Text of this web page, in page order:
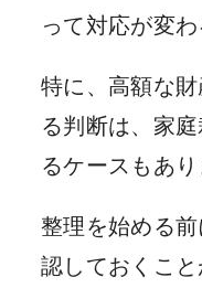
って対応が変
特に、高額な
る判断は、家
るケースもあり
整理を始める
認しておくこと